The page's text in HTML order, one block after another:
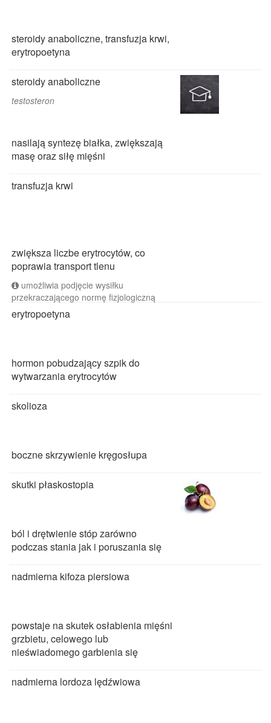
steroidy anaboliczne, transfuzja krwi,
erytropoetyna
steroidy anaboliczne
testosteron
nasilają syntezę białka, zwiększają
masę oraz siłę mięśni
transfuzja krwi
zwiększa liczbe erytrocytów, co
poprawia transport tlenu
umożliwia podjęcie wysiłku
przekraczającego normę fizjologiczną
erytropoetyna
hormon pobudzający szpik do
wytwarzania erytrocytów
skolioza
boczne skrzywienie kręgosłupa
skutki płaskostopia
ból i drętwienie stóp zarówno
podczas stania jak i poruszania się
nadmierna kifoza piersiowa
powstaje na skutek osłabienia mięśni
grzbietu, celowego lub
nieświadomego garbienia się
nadmierna lordoza lędźwiowa